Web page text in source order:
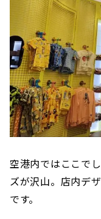
空港内ではここで
ズが沢山。店内デ
です。